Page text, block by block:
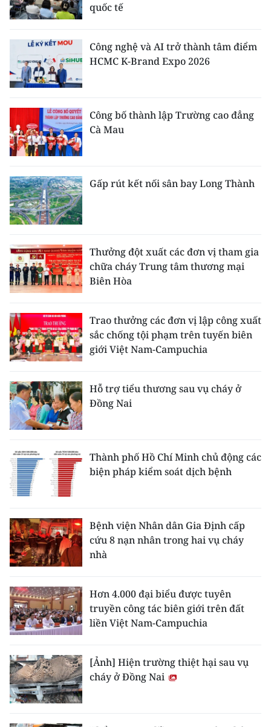
quốc tế
Công nghệ và AI trở thành tâm điểm
HCMC K-Brand Expo 2026
Công bố thành lập Trường cao đẳng
Cà Mau
Gấp rút kết nối sân bay Long Thành
Thưởng đột xuất các đơn vị tham gia
chữa cháy Trung tâm thương mại
Biên Hòa
Trao thưởng các đơn vị lập công xuất
sắc chống tội phạm trên tuyến biên
giới Việt Nam-Campuchia
Hỗ trợ tiểu thương sau vụ cháy ở
Đồng Nai
Thành phố Hồ Chí Minh chủ động các
biện pháp kiểm soát dịch bệnh
Bệnh viện Nhân dân Gia Định cấp
cứu 8 nạn nhân trong hai vụ cháy
nhà
Hơn 4.000 đại biểu được tuyên
truyền công tác biên giới trên đất
liền Việt Nam-Campuchia
[Ảnh] Hiện trường thiệt hại sau vụ
cháy ở Đồng Nai